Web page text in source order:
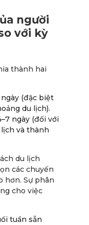
người
với kỳ
thành hai
(đặc biệt
du lịch).
ngày (đối với
và thành
du lịch
các chuyến
hơn. Sự phân
cho việc
tuần sẵn